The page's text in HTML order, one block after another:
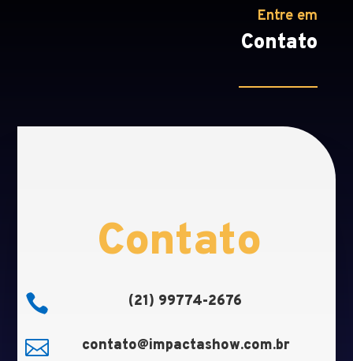
Entre em
Contato
Contato
 (21) 99774-2676
 contato@impactashow.com.br